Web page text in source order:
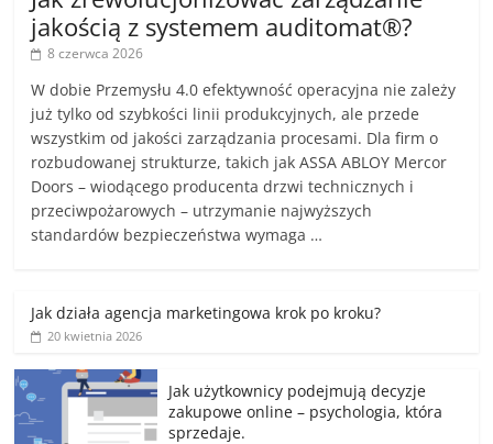
jakością z systemem auditomat®?
8 czerwca 2026
W dobie Przemysłu 4.0 efektywność operacyjna nie zależy
już tylko od szybkości linii produkcyjnych, ale przede
wszystkim od jakości zarządzania procesami. Dla firm o
rozbudowanej strukturze, takich jak ASSA ABLOY Mercor
Doors – wiodącego producenta drzwi technicznych i
przeciwpożarowych – utrzymanie najwyższych
standardów bezpieczeństwa wymaga …
Jak działa agencja marketingowa krok po kroku?
20 kwietnia 2026
Jak użytkownicy podejmują decyzje
zakupowe online – psychologia, która
sprzedaje.